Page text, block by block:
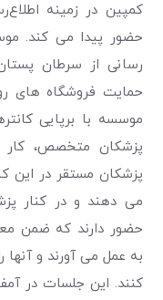
کمپین در زمینه
حضور پیدا می کند.
رسانی از سرطان
حمایت فروشگاه های
موسسه با برپایی
پزشکان متخصص، کار
پزشکان مستقر در این
می دهند و در کنار
حضور دارند که ضمن
به عمل می آورند و
کنند. این جلسات در